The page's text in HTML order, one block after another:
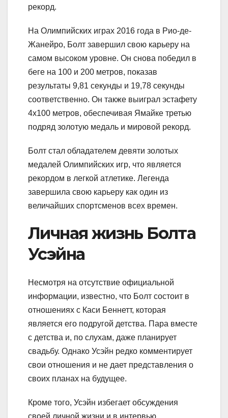
рекорд.
На Олимпийских играх 2016 года в Рио-де-
Жанейро, Болт завершил свою карьеру на
самом высоком уровне. Он снова победил в
беге на 100 и 200 метров, показав
результаты 9,81 секунды и 19,78 секунды
соответственно. Он также выиграл эстафету
4х100 метров, обеспечивая Ямайке третью
подряд золотую медаль и мировой рекорд.
Болт стал обладателем девяти золотых
медалей Олимпийских игр, что является
рекордом в легкой атлетике. Легенда
завершила свою карьеру как один из
величайших спортсменов всех времен.
Личная жизнь Болта
Усэйна
Несмотря на отсутствие официальной
информации, известно, что Болт состоит в
отношениях с Каси Беннетт, которая
является его подругой детства. Пара вместе
с детства и, по слухам, даже планирует
свадьбу. Однако Усэйн редко комментирует
свои отношения и не дает представления о
своих планах на будущее.
Кроме того, Усэйн избегает обсуждения